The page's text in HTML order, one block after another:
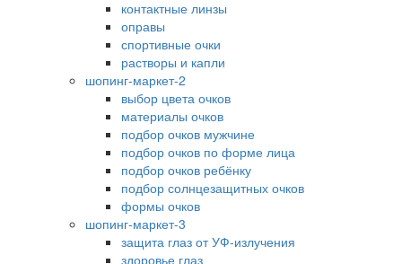
контактные линзы
оправы
спортивные очки
растворы и капли
шопинг-маркет-2
выбор цвета очков
материалы очков
подбор очков мужчине
подбор очков по форме лица
подбор очков ребёнку
подбор солнцезащитных очков
формы очков
шопинг-маркет-3
защита глаз от УФ-излучения
здоровье глаз